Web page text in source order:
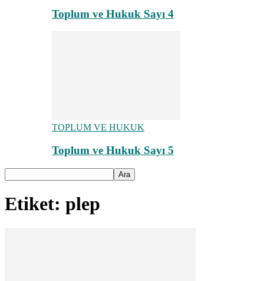
Toplum ve Hukuk Sayı 4
TOPLUM VE HUKUK
Toplum ve Hukuk Sayı 5
Etiket: plep